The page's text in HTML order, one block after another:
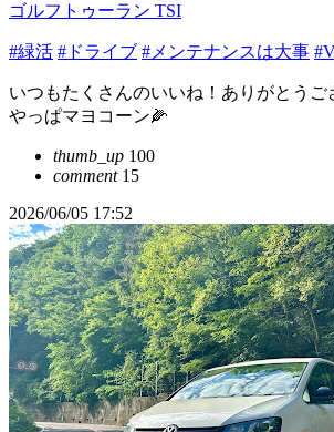
ゴルフトゥーラン TSI
#緑活 #ドライブ #メンテナンスは大事
いつもたくさんのいいね！ありがとうご
やっぱマヨコーン🌽
thumb_up 100
comment15
2026/06/05 17:52